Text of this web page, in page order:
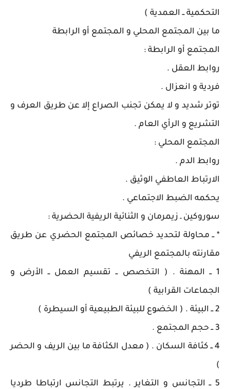
التحكمية ــ العمدية )
ما بين المجتمع المحلي و المجتمع أو الرابطة
المجتمع أو الرابطة :
روابط العقل .
فردية و انعزال .
توتر شديد و لا يمكن تجنب الصراع إلا عن طريق العرف و
التشريع و الرأي العام .
المجتمع المحلي :
روابط الدم .
الارتباط العاطفي الوثيق .
يحكمه الضبط الاجتماعي .
سوروكين ـ زيمرمان و الثنائية الريفية الحضرية :
* ــ محاولة لتحديد خصائص المجتمع الحضري عن طريق
مقارنته بالمجتمع الريفي
1 ــ المهنة . ( التخصص ــ تقسيم العمل ــ الأرض و
الجماعات القرابية )
2 ــ البيئة . ( الخضوع للبيئة الطبيعية أو السيطرة )
3 ــ حجم المجتمع .
4 ــ كثافة السكان . ( معدل الكثافة ما بين الريف و الحضر
)
5 ــ التجانس و التغاير . يرتبط التجانس ارتباطا طرديا